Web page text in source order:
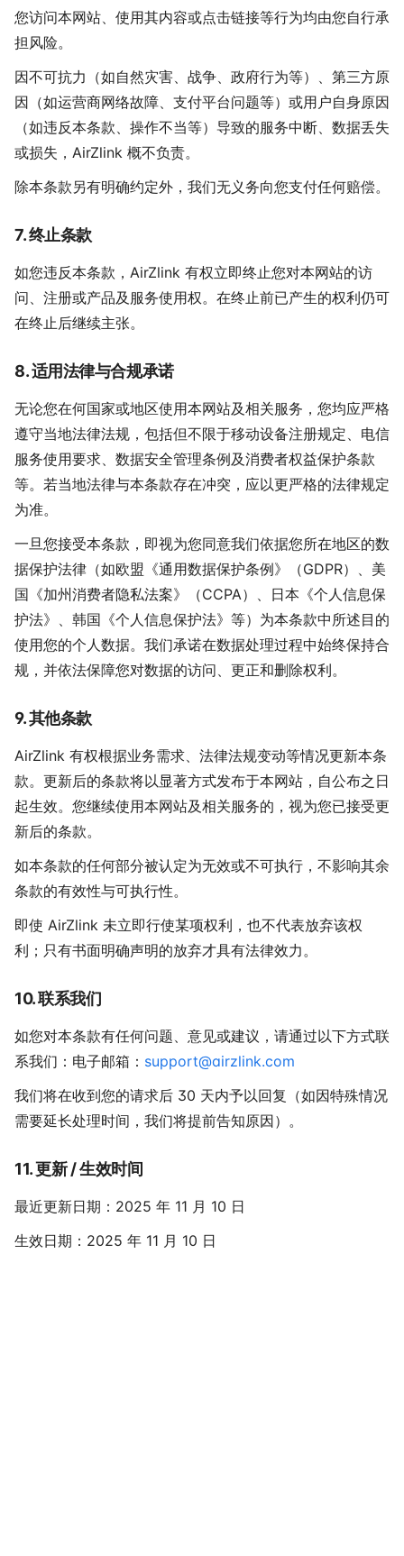
您访问本网站、使用其内容或点击链接等行为均由您自行承
担风险。
因不可抗力（如自然灾害、战争、政府行为等）、第三方原
因（如运营商网络故障、支付平台问题等）或用户自身原因
（如违反本条款、操作不当等）导致的服务中断、数据丢失
或损失，AirZlink 概不负责。
除本条款另有明确约定外，我们无义务向您支付任何赔偿。
7. 终止条款
如您违反本条款，AirZlink 有权立即终止您对本网站的访
问、注册或产品及服务使用权。在终止前已产生的权利仍可
在终止后继续主张。
8. 适用法律与合规承诺
无论您在何国家或地区使用本网站及相关服务，您均应严格
遵守当地法律法规，包括但不限于移动设备注册规定、电信
服务使用要求、数据安全管理条例及消费者权益保护条款
等。若当地法律与本条款存在冲突，应以更严格的法律规定
为准。
一旦您接受本条款，即视为您同意我们依据您所在地区的数
据保护法律（如欧盟《通用数据保护条例》（GDPR）、美
国《加州消费者隐私法案》（CCPA）、日本《个人信息保
护法》、韩国《个人信息保护法》等）为本条款中所述目的
使用您的个人数据。我们承诺在数据处理过程中始终保持合
规，并依法保障您对数据的访问、更正和删除权利。
9. 其他条款
AirZlink 有权根据业务需求、法律法规变动等情况更新本条
款。更新后的条款将以显著方式发布于本网站，自公布之日
起生效。您继续使用本网站及相关服务的，视为您已接受更
新后的条款。
如本条款的任何部分被认定为无效或不可执行，不影响其余
条款的有效性与可执行性。
即使 AirZlink 未立即行使某项权利，也不代表放弃该权
利；只有书面明确声明的放弃才具有法律效力。
10. 联系我们
如您对本条款有任何问题、意见或建议，请通过以下方式联
系我们：电子邮箱： support@airzlink.com
我们将在收到您的请求后 30 天内予以回复（如因特殊情况
需要延长处理时间，我们将提前告知原因）。
11. 更新 / 生效时间
最近更新日期：2025 年 11 月 10 日
生效日期：2025 年 11 月 10 日